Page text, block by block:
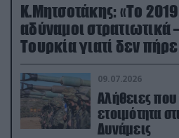
Κ.Μητσοτάκης: «Το
αδύναμοι στρατιωτικά
Τουρκία γιατί δεν
(βίντεο)
09.07.2026
Αλήθειες
ετοιμότητα
Δυνάμεις